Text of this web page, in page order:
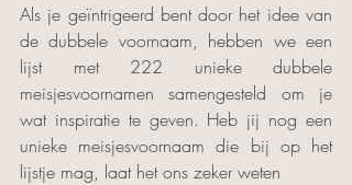
Als je geïntrigeerd bent door het idee van
de dubbele voornaam, hebben we een
lijst met 222 unieke dubbele
meisjesvoornamen samengesteld om je
wat inspiratie te geven. Heb jij nog een
unieke meisjesvoornaam die bij op het
lijstje mag, laat het ons zeker weten